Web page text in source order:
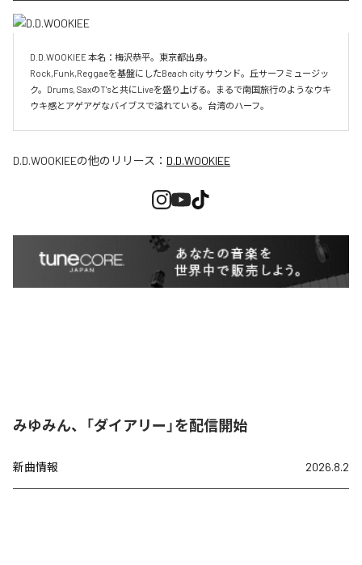
D.D.WOOKIEE 本名：梅沢恭平。東京都出身。
Rock,Funk,Reggaeを基盤にしたBeach city サウンド。丘サーフミュージッ
ク。Drums, SaxのT'sと共にLiveを盛り上げる。まるで南国旅行のようなウキ
ウキ感とアゲアゲなバイブスで溢れている。台湾のハーフ。
D.D.WOOKIEEの他のリリース： D.D.WOOKIEE
みゆみん、「ダイアリー」を配信開始
新曲情報 2026.8.2